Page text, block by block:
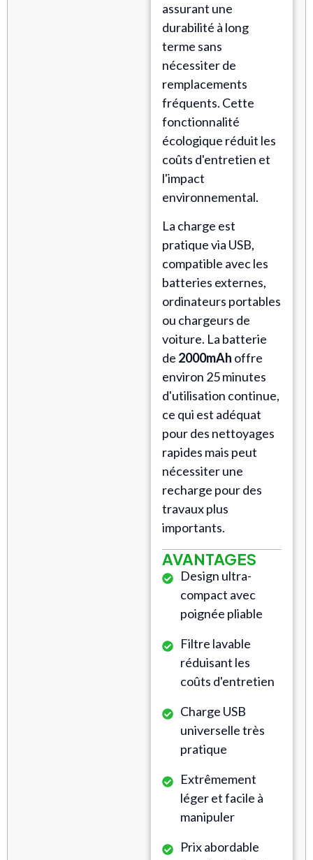
assurant une
durabilité à long
terme sans
nécessiter de
remplacements
fréquents. Cette
fonctionnalité
écologique réduit les
coûts d'entretien et
l'impact
environnemental.
La charge est
pratique via USB,
compatible avec les
batteries externes,
ordinateurs portables
ou chargeurs de
voiture. La batterie
de 2000mAh offre
environ 25 minutes
d'utilisation continue,
ce qui est adéquat
pour des nettoyages
rapides mais peut
nécessiter une
recharge pour des
travaux plus
importants.
AVANTAGES
Design ultra-
compact avec
poignée pliable
Filtre lavable
réduisant les
coûts d'entretien
Charge USB
universelle très
pratique
Extrêmement
léger et facile à
manipuler
Prix abordable